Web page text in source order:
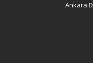
Ankara